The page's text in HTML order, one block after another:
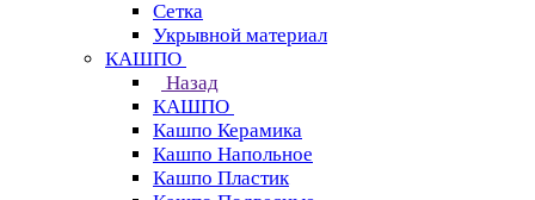
Сетка
Укрывной материал
КАШПО
Назад
КАШПО
Кашпо Керамика
Кашпо Напольное
Кашпо Пластик